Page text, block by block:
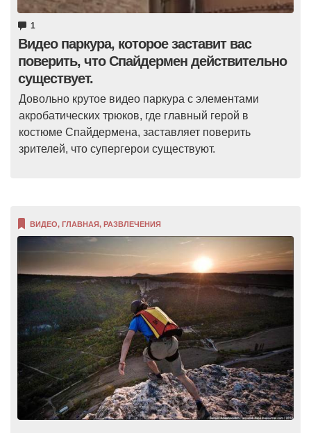
1
Видео паркура, которое заставит вас
поверить, что Спайдермен действительно
существует.
Довольно крутое видео паркура с элементами
акробатических трюков, где главный герой в
костюме Спайдермена, заставляет поверить
зрителей, что супергерои существуют.
ВИДЕО, ГЛАВНАЯ, РАЗВЛЕЧЕНИЯ